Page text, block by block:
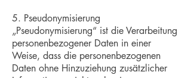
5. Pseudonymisierung
„Pseudonymisierung“ ist die Verarbeitung
personenbezogener Daten in einer
Weise, dass die personenbezogenen
Daten ohne Hinzuziehung zusätzlicher